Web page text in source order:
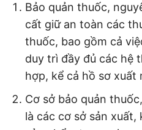
Bảo quản thuốc,
cất giữ an toàn các
thuốc, bao gồm cả
duy trì đầy đủ các hệ
hợp, kể cả hồ sơ xuất
Cơ sở bảo quản
là các cơ sở sản xuất,